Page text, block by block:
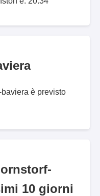
è previsto
10 giorni